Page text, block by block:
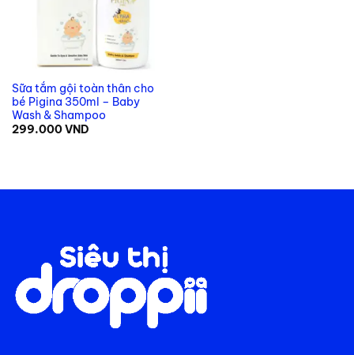
Sữa tắm gội toàn thân cho
bé Pigina 350ml – Baby
Wash & Shampoo
299.000VND